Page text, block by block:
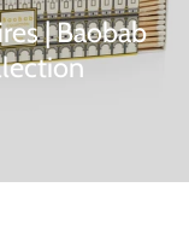
| Baobab